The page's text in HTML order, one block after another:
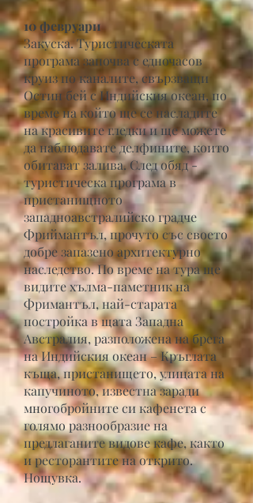
10 февруари
Закуска. Туристическата
програма започва с едночасов
круиз по каналите, свързващи
Остин бей с Индийския океан, по
време на който ще се насладите
на красивите гледки и ще можете
да наблюдавате делфините, които
обитават залива. След обяд -
туристическа програма в
пристанищното
западноавстралийско градче
Фриймантъл, прочуто със своето
добре запазено архитектурно
наследство. По време на тура ще
видите хълма-паметник на
Фримантъл, най-старата
постройка в щата Западна
Австралия, разположена на брега
на Индийския океан – Кръглата
къща, пристанището, улицата на
капучиното, известна заради
многобройните си кафенета с
голямо разнообразие на
предлаганите видове кафе, както
и ресторантите на открито.
Нощувка.